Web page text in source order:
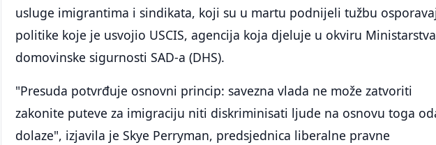
usluge imigrantima i sindikata, koji su u martu podnijeli tužbu
politike koje je usvojio USCIS, agencija koja djeluje u okviru Ministarstva
domovinske sigurnosti SAD-a (DHS).
"Presuda potvrđuje osnovni princip: savezna vlada ne može zatvoriti
zakonite puteve za imigraciju niti diskriminisati ljude na osnovu toga
dolaze", izjavila je Skye Perryman, predsjednica liberalne pravne